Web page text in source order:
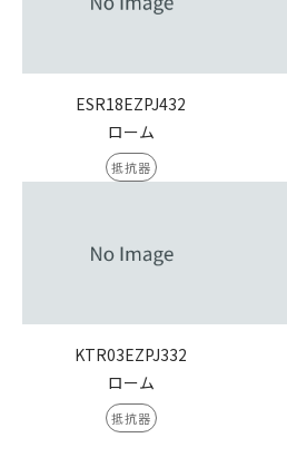
ESR18EZPJ432
ローム
抵抗器
KTR03EZPJ332
ローム
抵抗器